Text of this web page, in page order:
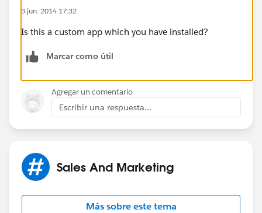
3 jun. 2014 17:32
Is this a custom app which you have installed?
Marcar como útil
Agregar un comentario
Escribir una respuesta...
Sales And Marketing
Más sobre este tema